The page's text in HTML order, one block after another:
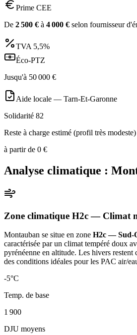
Prime CEE
De 2 500 € à 4 000 € selon fournisseur
TVA 5,5%
Éco-PTZ
Jusqu'à 50 000 €
Aide locale — Tarn-Et-Garonne
Solidarité 82
Reste à charge estimé (profil très modeste)
à partir de 0 €
Analyse climatique :
Zone climatique H2c— Climat
Montauban se situe en zone H2c — Sud-
caractérisée par un climat tempéré doux
pyrénéenne en altitude. Les hivers restent
des conditions idéales pour les PAC air/
-5°C
Temp. de base
1 900
DJU moyens